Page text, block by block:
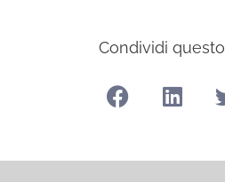
Condividi